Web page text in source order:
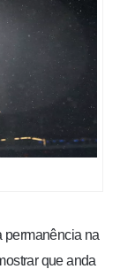
permanência na
que anda